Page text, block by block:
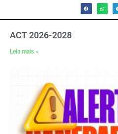
ACT 2026-2028
Leia mais »